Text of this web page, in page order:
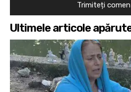
Ultimele articole